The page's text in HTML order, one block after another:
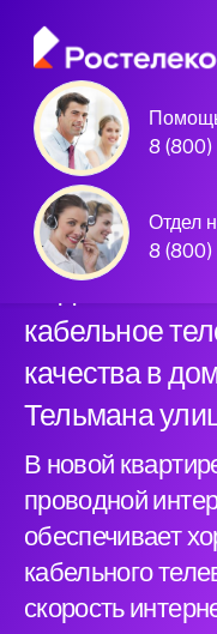
8
Отдел
8
Подключили
кабельное
качества в
Тельмана
В новой
проводной
обеспечивает
кабельного
скорость